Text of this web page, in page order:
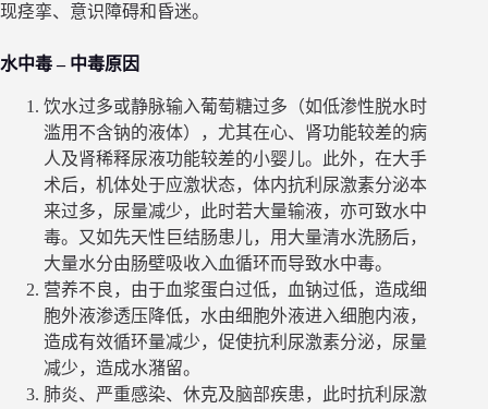
现痉挛、意识障碍和昏迷。
水中毒 – 中毒原因
饮水过多或静脉输入葡萄糖过多（如低渗性脱水时
滥用不含钠的液体），尤其在心、肾功能较差的病
人及肾稀释尿液功能较差的小婴儿。此外，在大手
术后，机体处于应激状态，体内抗利尿激素分泌本
来过多，尿量减少，此时若大量输液，亦可致水中
毒。又如先天性巨结肠患儿，用大量清水洗肠后，
大量水分由肠壁吸收入血循环而导致水中毒。
营养不良，由于血浆蛋白过低，血钠过低，造成细
胞外液渗透压降低，水由细胞外液进入细胞内液，
造成有效循环量减少，促使抗利尿激素分泌，尿量
减少，造成水潴留。
肺炎、严重感染、休克及脑部疾患，此时抗利尿激